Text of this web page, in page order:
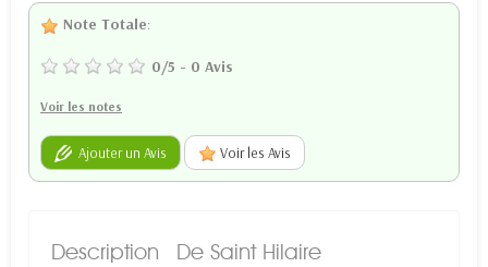
Note Totale:
0/5 - 0 Avis
Voir les notes
Ajouter un Avis Voir les Avis
Description De Saint Hilaire